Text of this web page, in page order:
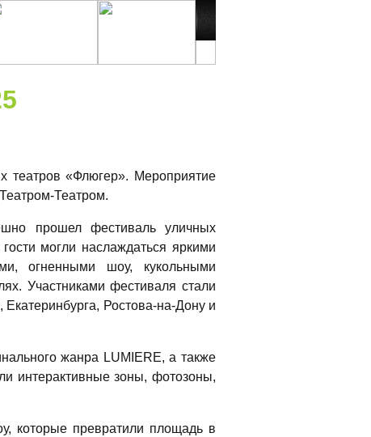
театров «Флюгер». Мероприятие
Театром.
прошел фестиваль уличных
могли наслаждаться яркими
огненными шоу, кукольными
Участниками фестиваля стали
Ростова-на-Дону и
жанра LUMIERE, а также
интерактивные зоны, фотозоны,
которые превратили площадь в